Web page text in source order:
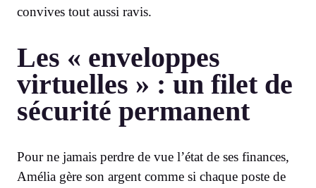
convives tout aussi ravis.
Les « enveloppes
virtuelles » : un filet de
sécurité permanent
Pour ne jamais perdre de vue l’état de ses finances,
Amélia gère son argent comme si chaque poste de